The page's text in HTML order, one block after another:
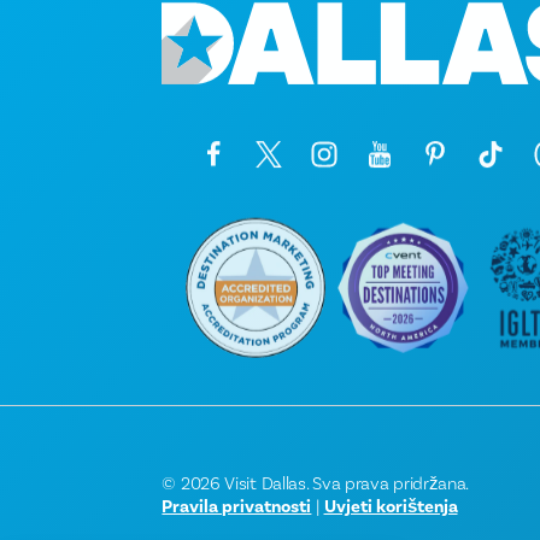
© 2026 Visit Dallas. Sva prava pridržana.
Pravila privatnosti | Uvjeti korištenja